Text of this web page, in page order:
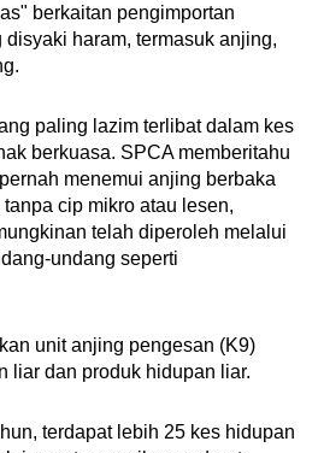
berkaitan pengimportan
haram, termasuk anjing,
paling lazim terlibat dalam kes
berkuasa. SPCA memberitahu
menemui anjing berbaka
cip mikro atau lesen,
telah diperoleh melalui
undang seperti
unit anjing pengesan (K9)
liar dan produk hidupan liar.
terdapat lebih 25 kes hidupan